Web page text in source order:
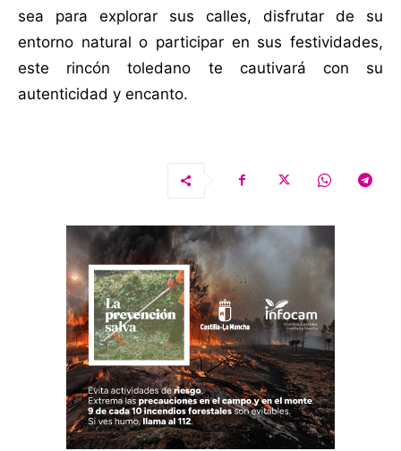
sea para explorar sus calles, disfrutar de su
entorno natural o participar en sus festividades,
este rincón toledano te cautivará con su
autenticidad y encanto.